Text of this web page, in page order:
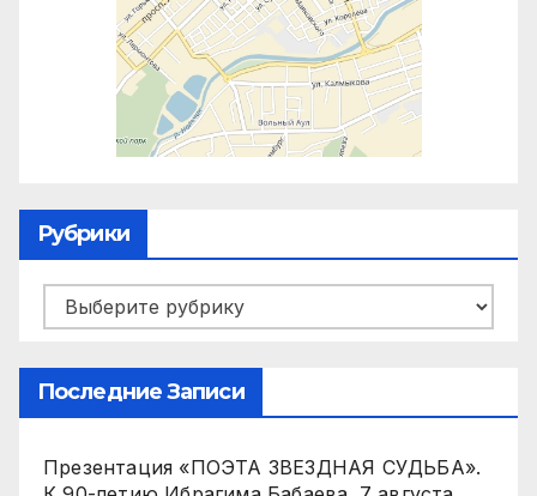
Рубрики
Рубрики
Последние Записи
Презентация «ПОЭТА ЗВЕЗДНАЯ СУДЬБА».